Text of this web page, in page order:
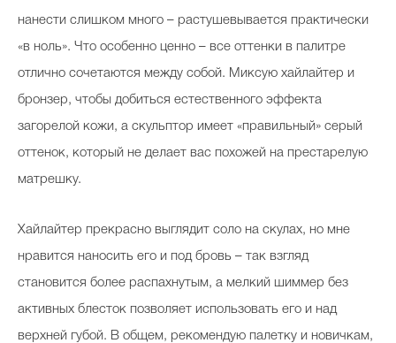
нанести слишком много – растушевывается практически
«в ноль». Что особенно ценно – все оттенки в палитре
отлично сочетаются между собой. Миксую хайлайтер и
бронзер, чтобы добиться естественного эффекта
загорелой кожи, а скульптор имеет «правильный» серый
оттенок, который не делает вас похожей на престарелую
матрешку.
Хайлайтер прекрасно выглядит соло на скулах, но мне
нравится наносить его и под бровь – так взгляд
становится более распахнутым, а мелкий шиммер без
активных блесток позволяет использовать его и над
верхней губой. В общем, рекомендую палетку и новичкам,